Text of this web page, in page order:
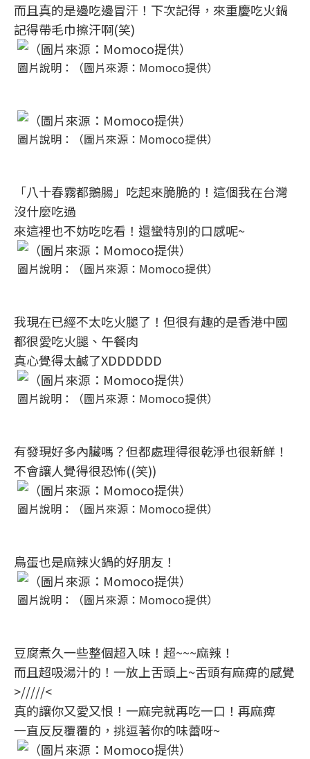
而且真的是邊吃邊冒汗！下次記得，來重慶吃火鍋
記得帶毛巾擦汗啊(笑)
圖片說明：（圖片來源：Momoco提供）
圖片說明：（圖片來源：Momoco提供）
「八十春霧都鵝腸」吃起來脆脆的！這個我在台灣
沒什麼吃過
來這裡也不妨吃吃看！還蠻特別的口感呢~
圖片說明：（圖片來源：Momoco提供）
我現在已經不太吃火腿了！但很有趣的是香港中國
都很愛吃火腿、午餐肉
真心覺得太鹹了XDDDDDD
圖片說明：（圖片來源：Momoco提供）
有發現好多內臟嗎？但都處理得很乾淨也很新鮮！
不會讓人覺得很恐怖((笑))
圖片說明：（圖片來源：Momoco提供）
鳥蛋也是麻辣火鍋的好朋友！
圖片說明：（圖片來源：Momoco提供）
豆腐煮久一些整個超入味！超~~~麻辣！
而且超吸湯汁的！一放上舌頭上~舌頭有麻痺的感覺
>/////<
真的讓你又愛又恨！一麻完就再吃一口！再麻痺
一直反反覆覆的，挑逗著你的味蕾呀~